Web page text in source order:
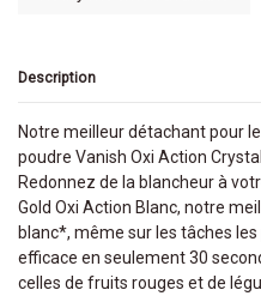
Description
Notre meilleur détachant pour
poudre Vanish Oxi Action
Redonnez de la blancheur à
Gold Oxi Action Blanc, notre
blanc*, même sur les tâches
efficace en seulement 30
celles de fruits rouges et de